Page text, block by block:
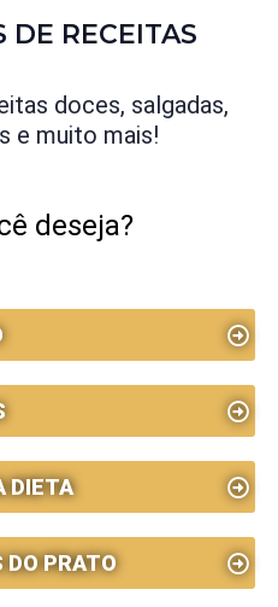
DE RECEITAS
doces, salgadas,
e muito mais!
deseja?
DIETA
DO PRATO